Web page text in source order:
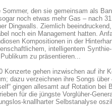
den sie gemeinsam als
noch etwas mehr Gas – nach
Dingwalls. Ziemlich
noch ein Management hatten.
Kompositionen in der
intelligentem
zu präsentieren...
gehen inzwischen auf ihr
dazu verzeichnen ihre Songs über
gingen allesamt auf Rotation
für die jüngste Vorglüher-
knallharter Selbstanalyse